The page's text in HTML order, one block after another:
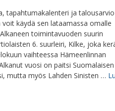
tapahtumakalenteri ja talousarvio
käydä sen lataamassa omalle
toimintavuoden suurin
6. suurleiri, Kilke, joka
vaihteessa Hämeenlinnan
vuosi on paitsi Suomalaisen
mutta myös Lahden Sinisten …